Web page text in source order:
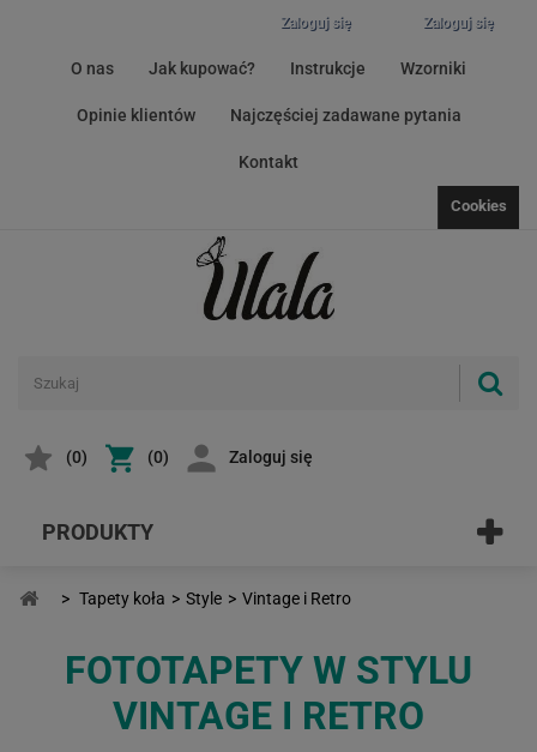
Zaloguj się
Zaloguj się
O nas Jak kupować? Instrukcje Wzorniki
Opinie klientów Najczęściej zadawane pytania
Kontakt
Cookies
(0) (0) Zaloguj się
PRODUKTY
> Tapety koła > Style > Vintage i Retro
FOTOTAPETY W STYLU
VINTAGE I RETRO